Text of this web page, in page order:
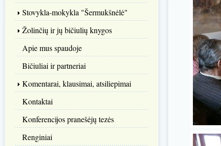
Stovykla-mokykla "Šermukšnėlė"
Žolinčių ir jų bičiulių knygos
Apie mus spaudoje
Bičiuliai ir partneriai
Komentarai, klausimai, atsiliepimai
Kontaktai
Konferencijos pranešėjų tezės
Renginiai